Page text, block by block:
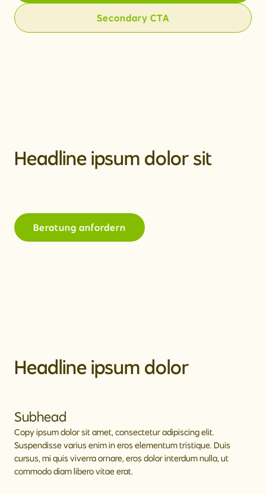
Secondary CTA
Headline ipsum dolor sit
Beratung anfordern
Headline ipsum dolor
Subhead
Copy ipsum dolor sit amet, consectetur adipiscing elit.
Suspendisse varius enim in eros elementum tristique. Duis
cursus, mi quis viverra ornare, eros dolor interdum nulla, ut
commodo diam libero vitae erat.